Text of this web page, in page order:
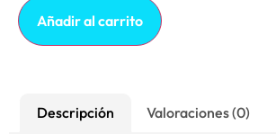
Añadir al carrito
Descripción Valoraciones (0)